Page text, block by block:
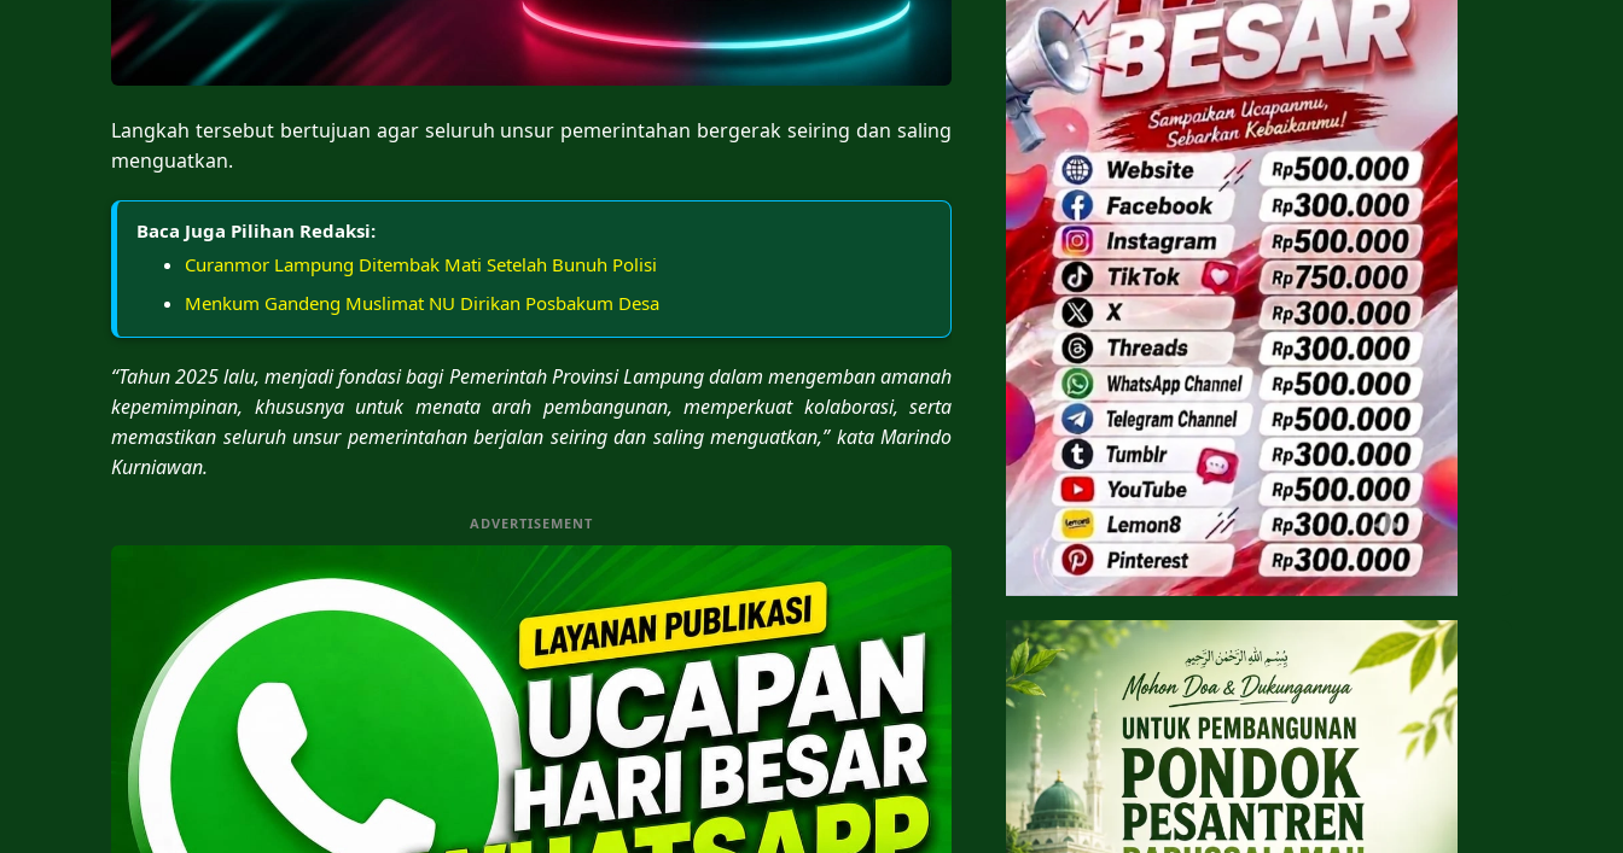
Langkah tersebut bertujuan agar seluruh unsur pemerintahan bergerak seiring dan saling
menguatkan.
Baca Juga Pilihan Redaksi:
Curanmor Lampung Ditembak Mati Setelah Bunuh Polisi
Menkum Gandeng Muslimat NU Dirikan Posbakum Desa
“Tahun 2025 lalu, menjadi fondasi bagi Pemerintah Provinsi Lampung dalam mengemban amanah
kepemimpinan, khususnya untuk menata arah pembangunan, memperkuat kolaborasi, serta
memastikan seluruh unsur pemerintahan berjalan seiring dan saling menguatkan,” kata Marindo
Kurniawan.
ADVERTISEMENT